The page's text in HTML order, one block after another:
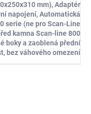
mm), Adaptér
napojení, Automatická
serie (ne pro Scan-Line
kamna Scan-line 800
boky a zaoblená přední
bez váhového omezení